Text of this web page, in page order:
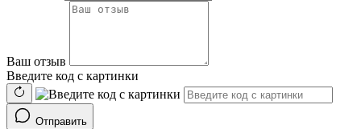
Ваш отзыв
Введите код с картинки
Отправить